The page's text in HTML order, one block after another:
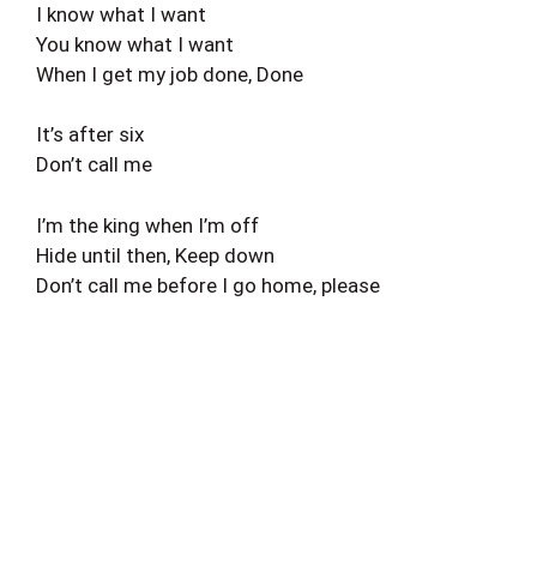
I know what I want
You know what I want
When I get my job done, Done
It’s after six
Don’t call me
I’m the king when I’m off
Hide until then, Keep down
Don’t call me before I go home, please